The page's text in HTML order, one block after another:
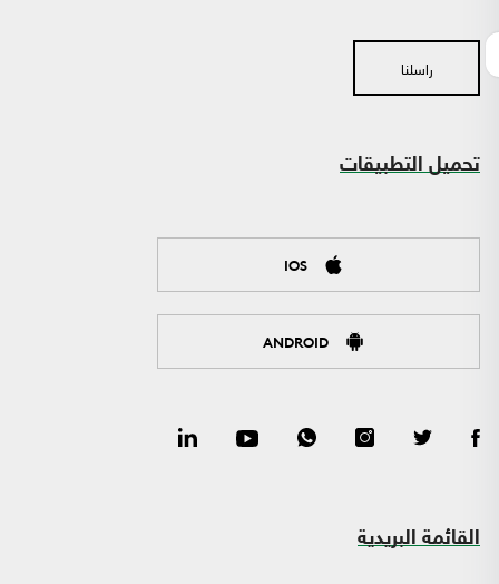
راسلنا
تحميل التطبيقات
IOS
ANDROID
القائمة البريدية